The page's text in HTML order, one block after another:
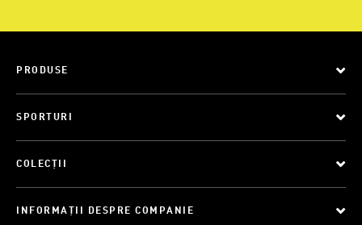
PRODUSE
SPORTURI
COLECȚII
INFORMAȚII DESPRE COMPANIE